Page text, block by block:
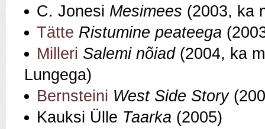
C. Jonesi Mesimees (2003, ka
Tätte Ristumine peateega
Milleri Salemi nõiad(2004, ka
Lungega)
Bernsteini West Side Story
Kauksi Ülle Taarka (2005)